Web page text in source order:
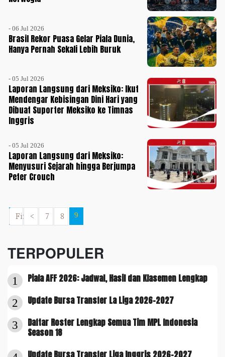
- 06 Jul 2026
Brasil Rekor Puasa Gelar Piala Dunia,
Hanya Pernah Sekali Lebih Buruk
- 05 Jul 2026
Laporan Langsung dari Meksiko: Ikut
Mendengar Kebisingan Dini Hari yang
Dibuat Suporter Meksiko ke Timnas
Inggris
- 05 Jul 2026
Laporan Langsung dari Meksiko:
Menyusuri Sejarah hingga Berjumpa
Peter Crouch
First< 7 8 9
TERPOPULER
1 Piala AFF 2026: Jadwal, Hasil dan Klasemen Lengkap
2 Update Bursa Transfer La Liga 2026-2027
3
Daftar Roster Lengkap Semua Tim MPL Indonesia
Season 18
Update Bursa Transfer Liga Inggris 2026-2027